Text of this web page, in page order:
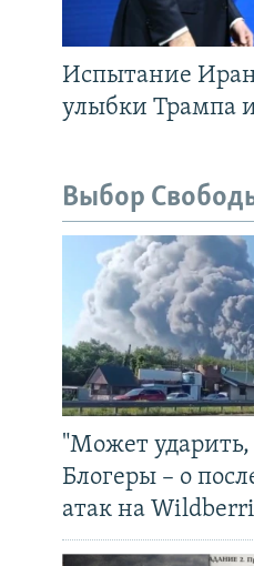
Испытание
улыбки Трампа
Выбор
"Может ударить,
Блогеры – о
атак на